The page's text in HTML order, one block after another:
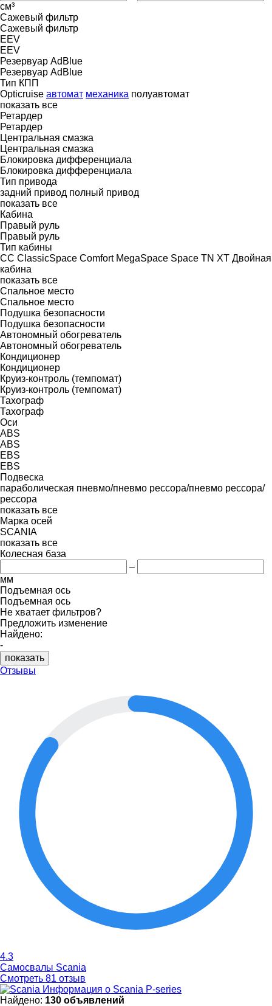
см³
Сажевый фильтр
Сажевый фильтр
EEV
EEV
Резервуар AdBlue
Резервуар AdBlue
Тип КПП
Opticruise автомат механика полуавтомат
показать все
Ретардер
Ретардер
Центральная смазка
Центральная смазка
Блокировка дифференциала
Блокировка дифференциала
Тип привода
задний привод полный привод
показать все
Кабина
Правый руль
Правый руль
Тип кабины
CC ClassicSpace Comfort MegaSpace Space TN XT Двойная
кабина
показать все
Спальное место
Спальное место
Подушка безопасности
Подушка безопасности
Автономный обогреватель
Автономный обогреватель
Кондиционер
Кондиционер
Круиз-контроль (темпомат)
Круиз-контроль (темпомат)
Тахограф
Тахограф
Оси
ABS
ABS
EBS
EBS
Подвеска
параболическая пневмо/пневмо рессора/пневмо рессора/
рессора
показать все
Марка осей
SCANIA
показать все
Колесная база
–
мм
Подъемная ось
Подъемная ось
Не хватает фильтров?
Предложить изменение
Найдено:
-
показать
Отзывы
4.3
Самосвалы Scania
Смотреть 81 отзыв
Информация о Scania P-series
Найдено: 130 объявлений